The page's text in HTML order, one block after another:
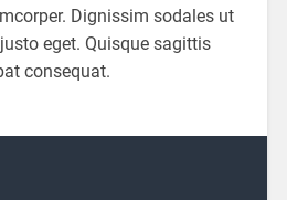
Dignissim sodales ut
eget. Quisque sagittis
consequat.